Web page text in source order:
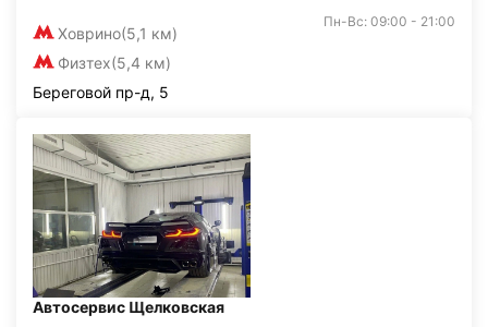
Ховрино(5,1 км)
Физтех(5,4 км)
Пн-Вс: 09:00 - 21:00
Береговой пр-д, 5
Автосервис Щелковская